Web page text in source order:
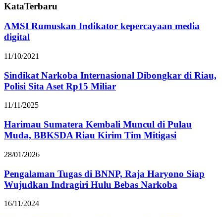
KataTerbaru
AMSI Rumuskan Indikator kepercayaan media
digital
11/10/2021
Sindikat Narkoba Internasional Dibongkar di Riau,
Polisi Sita Aset Rp15 Miliar
11/11/2025
Harimau Sumatera Kembali Muncul di Pulau
Muda, BBKSDA Riau Kirim Tim Mitigasi
28/01/2026
Pengalaman Tugas di BNNP, Raja Haryono Siap
Wujudkan Indragiri Hulu Bebas Narkoba
16/11/2024